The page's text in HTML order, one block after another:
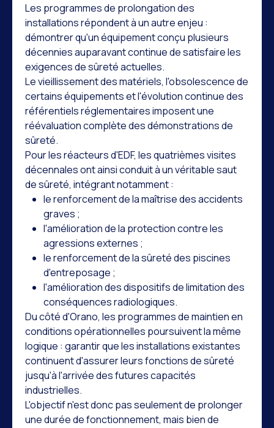
Les programmes de prolongation des
installations répondent à un autre enjeu :
démontrer qu'un équipement conçu plusieurs
décennies auparavant continue de satisfaire les
exigences de sûreté actuelles.
Le vieillissement des matériels, l'obsolescence de
certains équipements et l'évolution continue des
référentiels réglementaires imposent une
réévaluation complète des démonstrations de
sûreté.
Pour les réacteurs d'EDF, les quatrièmes visites
décennales ont ainsi conduit à un véritable saut
de sûreté, intégrant notamment :
le renforcement de la maîtrise des accidents
graves ;
l'amélioration de la protection contre les
agressions externes ;
le renforcement de la sûreté des piscines
d'entreposage ;
l'amélioration des dispositifs de limitation des
conséquences radiologiques.
Du côté d'Orano, les programmes de maintien en
conditions opérationnelles poursuivent la même
logique : garantir que les installations existantes
continuent d'assurer leurs fonctions de sûreté
jusqu'à l'arrivée des futures capacités
industrielles.
L'objectif n'est donc pas seulement de prolonger
une durée de fonctionnement, mais bien de